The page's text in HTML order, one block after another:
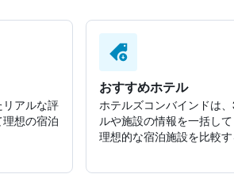
アルな評
想の宿泊
おすすめホテル
ホテルズコンバインドは
ルや施設の情報を一括して
理想的な宿泊施設を比較す